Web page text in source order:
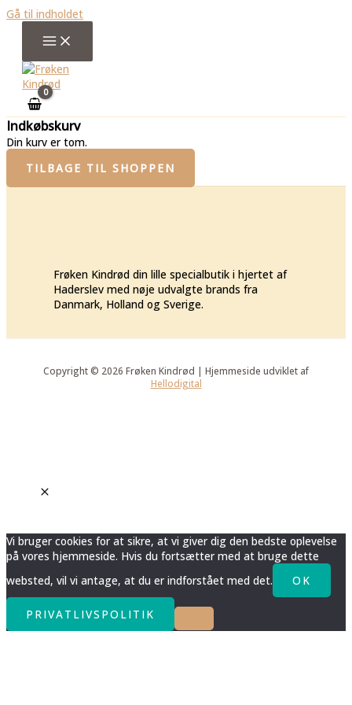
Gå til indholdet
Indkøbskurv
Din kurv er tom.
TILBAGE TIL SHOPPEN
Frøken Kindrød din lille specialbutik i hjertet af
Haderslev med nøje udvalgte brands fra
Danmark, Holland og Sverige.
Copyright © 2026 Frøken Kindrød | Hjemmeside udviklet af
Hellodigital
Vi bruger cookies for at sikre, at vi giver dig den bedste oplevelse
på vores hjemmeside. Hvis du fortsætter med at bruge dette
websted, vil vi antage, at du er indforstået med det.
OK
PRIVATLIVSPOLITIK